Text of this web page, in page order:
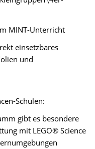
MINT-Unterricht
einsetzbares
und
Schulen:
gibt es besondere
mit LEGO® Science